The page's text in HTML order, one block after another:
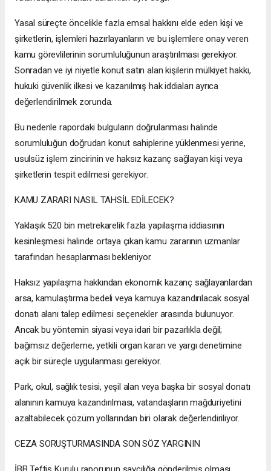
Yasal süreçte öncelikle fazla emsal hakkını elde eden kişi ve
şirketlerin, işlemleri hazırlayanların ve bu işlemlere onay veren
kamu görevlilerinin sorumluluğunun araştırılması gerekiyor.
Sonradan ve iyi niyetle konut satın alan kişilerin mülkiyet hakkı,
hukuki güvenlik ilkesi ve kazanılmış hak iddiaları ayrıca
değerlendirilmek zorunda.
Bu nedenle rapordaki bulguların doğrulanması halinde
sorumluluğun doğrudan konut sahiplerine yüklenmesi yerine,
usulsüz işlem zincirinin ve haksız kazanç sağlayan kişi veya
şirketlerin tespit edilmesi gerekiyor.
KAMU ZARARI NASIL TAHSİL EDİLECEK?
Yaklaşık 520 bin metrekarelik fazla yapılaşma iddiasının
kesinleşmesi halinde ortaya çıkan kamu zararının uzmanlar
tarafından hesaplanması bekleniyor.
Haksız yapılaşma hakkından ekonomik kazanç sağlayanlardan
arsa, kamulaştırma bedeli veya kamuya kazandırılacak sosyal
donatı alanı talep edilmesi seçenekler arasında bulunuyor.
Ancak bu yöntemin siyasi veya idari bir pazarlıkla değil;
bağımsız değerleme, yetkili organ kararı ve yargı denetimine
açık bir süreçle uygulanması gerekiyor.
Park, okul, sağlık tesisi, yeşil alan veya başka bir sosyal donatı
alanının kamuya kazandırılması, vatandaşların mağduriyetini
azaltabilecek çözüm yollarından biri olarak değerlendiriliyor.
CEZA SORUŞTURMASINDA SON SÖZ YARGININ